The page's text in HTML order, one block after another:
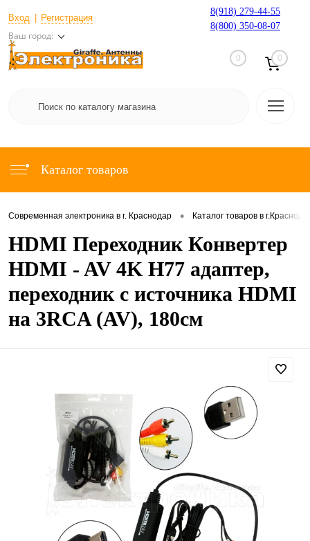
Вход Регистрация
Ваш город:
8(918) 279-44-55
8(800) 350-08-07
0 0
Каталог товаров
Современная электроника в г. Краснодар • Каталог товаров в
HDMI Переходник Конвертер
HDMI - AV 4K H77 адаптер,
переходник с источника HDMI
на 3RCA (AV), 180см